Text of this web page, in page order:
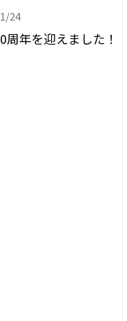
24
周年を迎えました！